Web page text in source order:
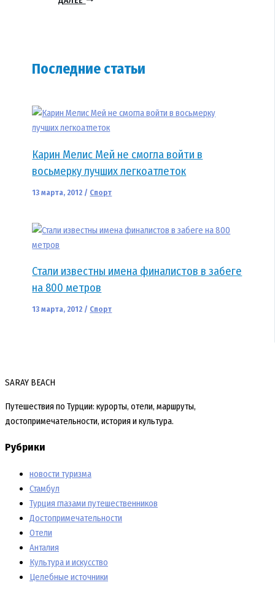
Последние статьи
Карин Мелис Мей не смогла войти в
восьмерку лучших легкоатлеток
13 марта, 2012 / Спорт
Стали известны имена финалистов в забеге
на 800 метров
13 марта, 2012 / Спорт
SARAY BEACH
Путешествия по Турции: курорты, отели, маршруты,
достопримечательности, история и культура.
Рубрики
новости туризма
Стамбул
Турция глазами путешественников
Достопримечательности
Отели
Анталия
Культура и искусство
Целебные источники